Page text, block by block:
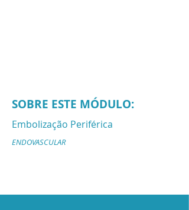
SOBRE ESTE MÓDULO:
Embolização Periférica
ENDOVASCULAR